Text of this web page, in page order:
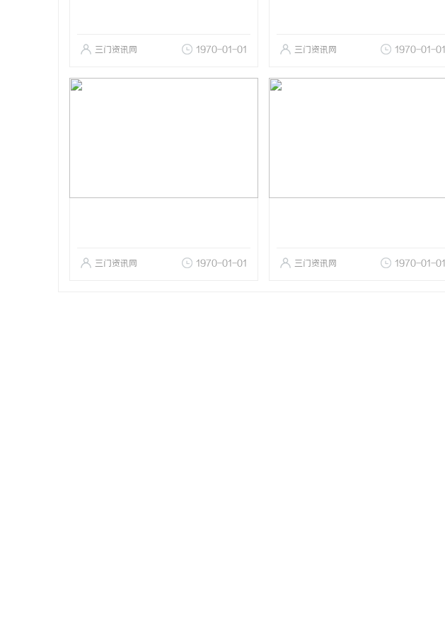
三门资讯网 1970-01-01 三门资讯网 1970-01-01
三门资讯网 1970-01-01 三门资讯网 1970-01-01